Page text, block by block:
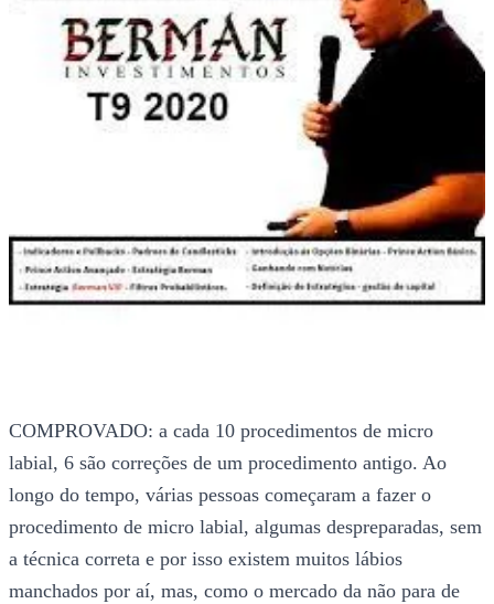
COMPROVADO: a cada 10 procedimentos de micro
labial, 6 são correções de um procedimento antigo. Ao
longo do tempo, várias pessoas começaram a fazer o
procedimento de micro labial, algumas despreparadas, sem
a técnica correta e por isso existem muitos lábios
manchados por aí, mas, como o mercado da não para de